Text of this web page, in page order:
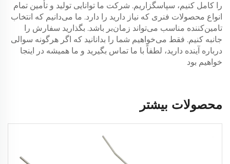
را کامل کنیم، سپاسگزاریم. شرکت ما توانایی تولید و تأمین تمام
انواع محصولات فنری که نیاز دارید را دارد. ما می‌دانیم که انتخاب
تامین‌کننده مناسب می‌تواند زمان‌بر باشد. بگذارید سفارش را
جانبه کنیم. فقط می‌خواهیم شما را بدانانید که اگر هرگونه سوالی
درباره آینده دارید، لطفاً با ما تماس بگیرید و ما همیشه در اینجا
خواهیم بود
محصولات بیشتر